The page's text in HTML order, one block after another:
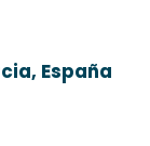
España